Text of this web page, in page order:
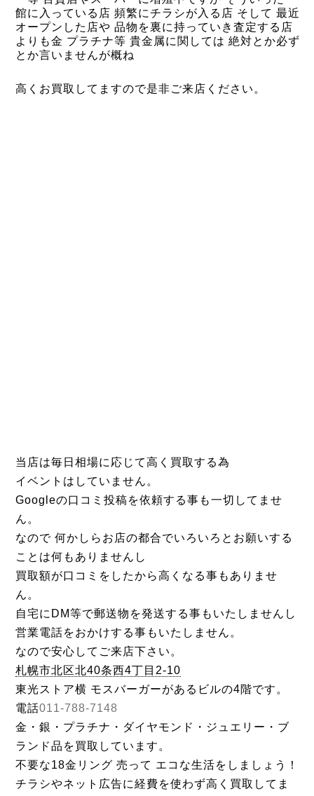
館に入っている店 頻繁にチラシが入る店 そして 最近
オープンした店や 品物を裏に持っていき査定する店
よりも金 プラチナ等 貴金属に関しては 絶対とか必ず
とか言いませんが概ね
高くお買取してますので是非ご来店ください。
当店は毎日相場に応じて高く買取する為
イベントはしていません。
Googleの口コミ投稿を依頼する事も一切してませ
ん。
なので 何かしらお店の都合でいろいろとお願いする
ことは何もありませんし
買取額が口コミをしたから高くなる事もありませ
ん。
自宅にDM等で郵送物を発送する事もいたしませんし
営業電話をおかけする事もいたしません。
なので安心してご来店下さい。
札幌市北区北40条西4丁目2-10
東光ストア横 モスバーガーがあるビルの4階です。
電話011-788-7148
金・銀・プラチナ・ダイヤモンド・ジュエリー・ブ
ランド品を買取しています。
不要な18金リング 売って エコな生活をしましょう！
チラシやネット広告に経費を使わず高く買取してま